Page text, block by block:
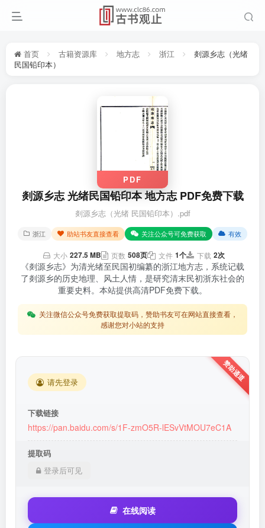
首页 古籍资源库 地方志 浙江
剡源乡志（光绪
民国铅印本）
PDF
剡源乡志 光绪民国铅印本 地方志 PDF免费下载
剡源乡志（光绪 民国铅印本）.pdf
浙江 助站书友直接查看 关注公众号可免费获取 有效
大小 227.5 MB 页数 508页 文件 1个 下载 2次
《剡源乡志》为清光绪至民国初编纂的浙江地方志，系统记载
了剡源乡的历史地理、风土人情，是研究清末民初浙东社会的
重要史料。本站提供高清PDF免费下载。
关注微信公众号免费获取提取码，赞助书友可在网站直接查看，
感谢您对小站的支持
请先登录
下载链接
https://pan.baidu.com/s/1F-zmO5R-lESvVtMOU7eC1A
提取码
登录后可见
在线阅读